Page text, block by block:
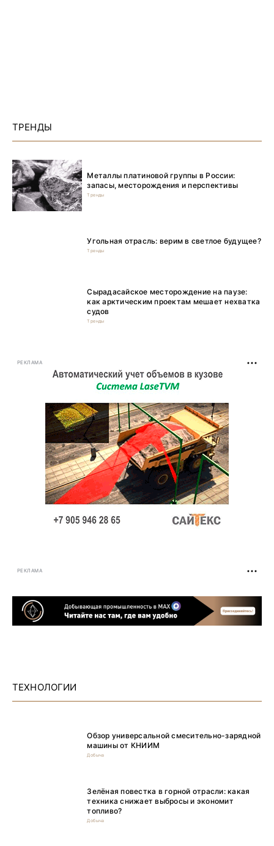
ТРЕНДЫ
Металлы платиновой группы в России:
запасы, месторождения и перспективы
Тренды
Угольная отрасль: верим в светлое будущее?
Тренды
Сырадасайское месторождение на паузе:
как арктическим проектам мешает нехватка
судов
Тренды
РЕКЛАМА
РЕКЛАМА
ТЕХНОЛОГИИ
Обзор универсальной смесительно-зарядной
машины от КНИИМ
Добыча
Зелёная повестка в горной отрасли: какая
техника снижает выбросы и экономит
топливо?
Добыча